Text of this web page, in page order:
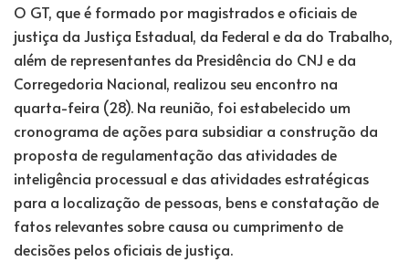
O GT, que é formado por magistrados e oficiais de
justiça da Justiça Estadual, da Federal e da do Trabalho,
além de representantes da Presidência do CNJ e da
Corregedoria Nacional, realizou seu encontro na
quarta-feira (28). Na reunião, foi estabelecido um
cronograma de ações para subsidiar a construção da
proposta de regulamentação das atividades de
inteligência processual e das atividades estratégicas
para a localização de pessoas, bens e constatação de
fatos relevantes sobre causa ou cumprimento de
decisões pelos oficiais de justiça.